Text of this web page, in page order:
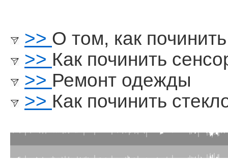
>> О том, как
>> Как починить
>> Ремонт одежды
>> Как починить